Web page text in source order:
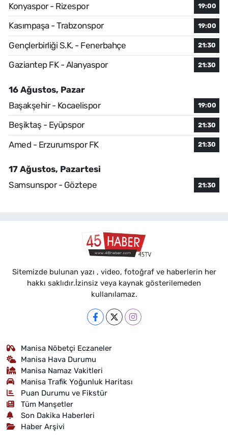
Konyaspor - Rizespor
19:00
Kasımpaşa - Trabzonspor 19:00
Gençlerbirliği S.K. - Fenerbahçe 21:30
Gaziantep FK - Alanyaspor 21:30
16 Ağustos, Pazar
Başakşehir - Kocaelispor
19:00
Beşiktaş - Eyüpspor 21:30
Amed - Erzurumspor FK 21:30
17 Ağustos, Pazartesi
Samsunspor - Göztepe
21:30
Sitemizde bulunan yazı , video, fotoğraf ve haberlerin her
hakkı saklıdır.İzinsiz veya kaynak gösterilemeden
kullanılamaz.
Manisa Nöbetçi Eczaneler
Manisa Hava Durumu
Manisa Namaz Vakitleri
Manisa Trafik Yoğunluk Haritası
Puan Durumu ve Fikstür
Tüm Manşetler
Son Dakika Haberleri
Haber Arşivi